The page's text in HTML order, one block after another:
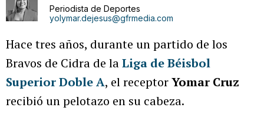
Periodista de Deportes
yolymar.dejesus@gfrmedia.com
Hace tres años, durante un partido de los
Bravos de Cidra de laLiga de Béisbol
Superior Doble A, el receptorYomar Cruz
recibió un pelotazo en su cabeza.